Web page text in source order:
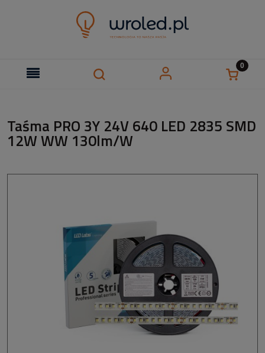
Taśma PRO 3Y 24V 640 LED 2835 SMD
12W WW 130lm/W